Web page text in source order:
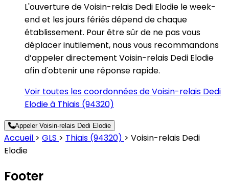
L'ouverture de Voisin-relais Dedi Elodie le week-
end et les jours fériés dépend de chaque
établissement. Pour être sûr de ne pas vous
déplacer inutilement, nous vous recommandons
d’appeler directement Voisin-relais Dedi Elodie
afin d'obtenir une réponse rapide.
Voir toutes les coordonnées de Voisin-relais Dedi
Elodie à Thiais (94320)
Appeler Voisin-relais Dedi Elodie
Accueil > GLS > Thiais (94320) > Voisin-relais Dedi
Elodie
Footer